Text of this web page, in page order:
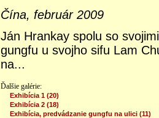
Čína, február 2009
Ján Hrankay spolu so
gungfu u svojho sifu Lam
na...
Ďalšie galérie:
Exhibícia 1 (20)
Exhibícia 2 (18)
Exhibícia, predvádzanie gungfu na ulici (11)